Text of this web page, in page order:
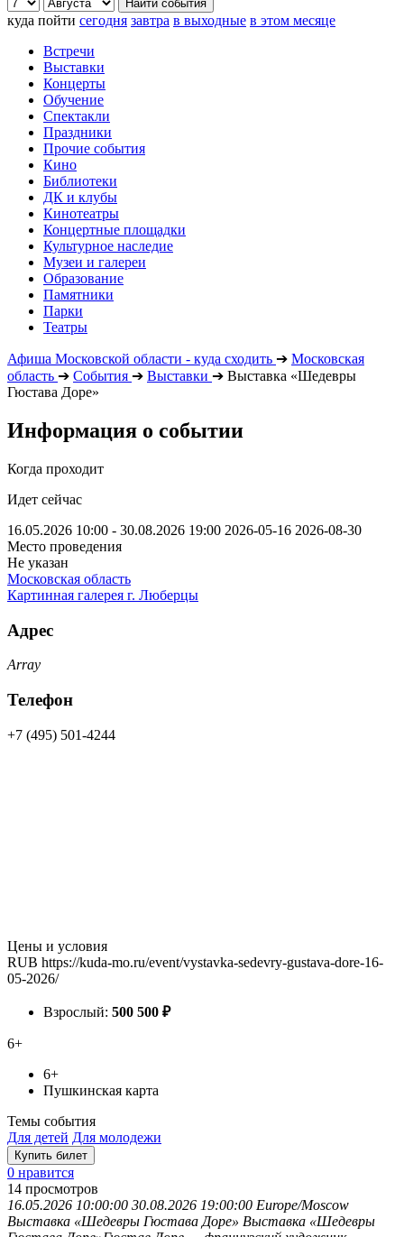
куда пойти сегодня завтра в выходные в этом месяце
Встречи
Выставки
Концерты
Обучение
Спектакли
Праздники
Прочие события
Кино
Библиотеки
ДК и клубы
Кинотеатры
Концертные площадки
Культурное наследие
Музеи и галереи
Образование
Памятники
Парки
Театры
Афиша Московской области - куда сходить ➔ Московская
область ➔ События ➔ Выставки ➔ Выставка «Шедевры
Гюстава Доре»
Информация о событии
Когда проходит
Идет сейчас
16.05.2026 10:00 - 30.08.2026 19:00 2026-05-16 2026-08-30
Место проведения
Не указан
Московская область
Картинная галерея г. Люберцы
Адрес
Array
Телефон
+7 (495) 501-4244
Цены и условия
RUB https://kuda-mo.ru/event/vystavka-sedevry-gustava-dore-16-
05-2026/
Взрослый: 500 500 ₽
6+
6+
Пушкинская карта
Темы события
Для детей Для молодежи
Купить билет
0 нравится
14 просмотров
16.05.2026 10:00:00 30.08.2026 19:00:00 Europe/Moscow
Выставка «Шедевры Гюстава Доре» Выставка «Шедевры